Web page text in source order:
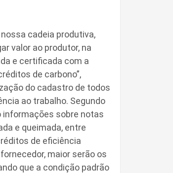
cadeia produtiva,
valor ao produtor, na
e certificada com a
de carbono”,
do cadastro de todos
ao trabalho. Segundo
informações sobre notas
e queimada, entre
de eficiência
maior serão os
que a condição padrão